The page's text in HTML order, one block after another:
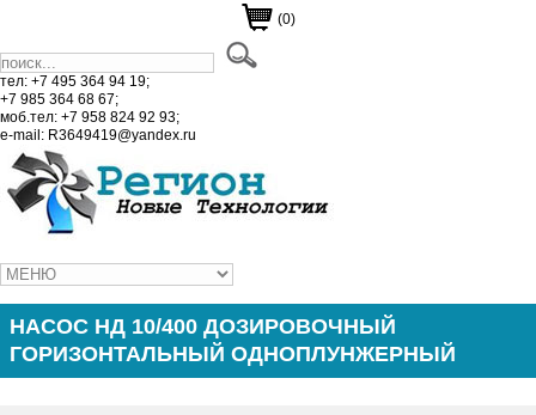
(0)
тел: +7 495 364 94 19;
+7 985 364 68 67;
моб.тел: +7 958 824 92 93;
e-mail: R3649419@yandex.ru
НАСОС НД 10/400 ДОЗИРОВОЧНЫЙ
ГОРИЗОНТАЛЬНЫЙ ОДНОПЛУНЖЕРНЫЙ